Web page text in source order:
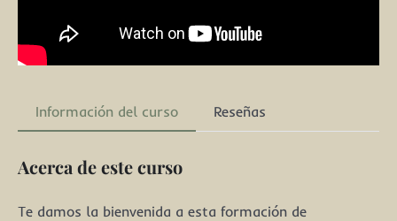
Información del curso Reseñas
Acerca de este curso
Te damos la bienvenida a esta formación de